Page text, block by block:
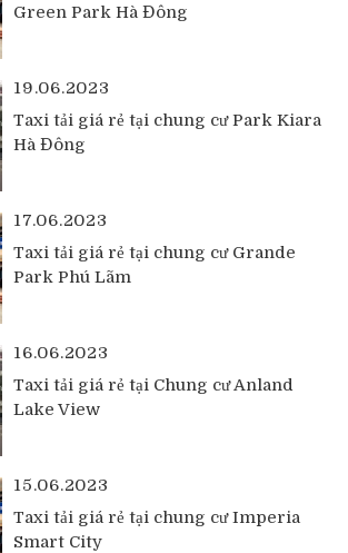
Green Park Hà Đông
19.06.2023
Taxi tải giá rẻ tại chung cư Park Kiara
Hà Đông
17.06.2023
Taxi tải giá rẻ tại chung cư Grande
Park Phú Lãm
16.06.2023
Taxi tải giá rẻ tại Chung cư Anland
Lake View
15.06.2023
Taxi tải giá rẻ tại chung cư Imperia
Smart City